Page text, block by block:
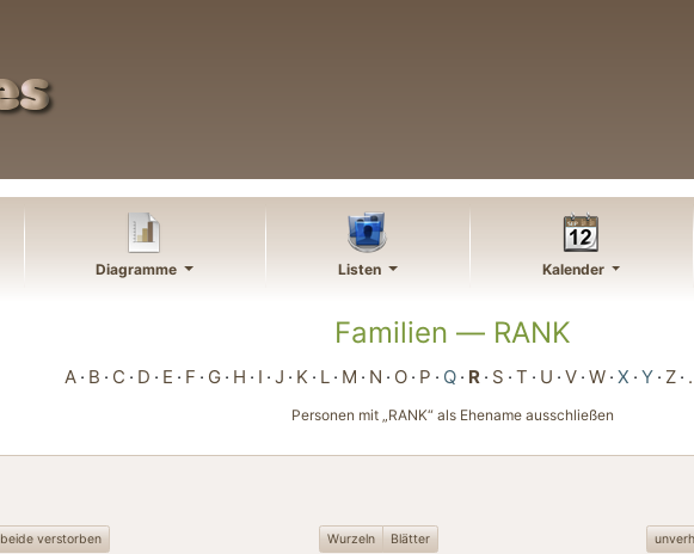
Diagramme Listen Kalender
Familien — RANK
A B C D E F G H I J K L M N O P Q R S T U V W X Y Z .
Personen mit „RANK“ als Ehename ausschließen
beide verstorben Wurzeln Blätter